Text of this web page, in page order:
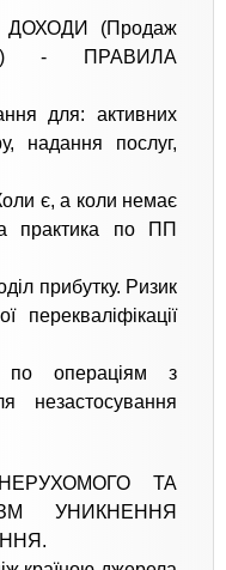
ДОХОДИ (Продаж
- ПРАВИЛА
для: активних
надання послуг,
є, а коли немає
практика по ПП
прибутку. Ризик
перекваліфікації
по операціям з
незастосування
ТА
УНИКНЕННЯ